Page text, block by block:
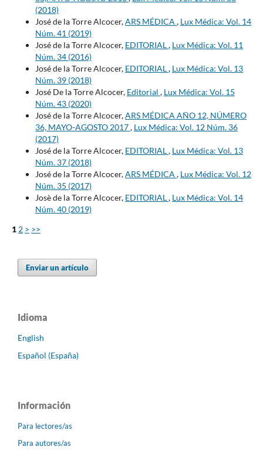
(2018)
José de la Torre Alcocer,ARS MÉDICA , Lux Médica: Vol. 14
Núm. 41 (2019)
José de la Torre Alcocer, EDITORIAL, Lux Médica: Vol. 11
Núm. 34 (2016)
José de la Torre Alcocer, EDITORIAL, Lux Médica: Vol. 13
Núm. 39 (2018)
José De la Torre Alcocer, Editorial , Lux Médica: Vol. 15
Núm. 43 (2020)
José de la Torre Alcocer,ARS MÉDICA AÑO 12, NÚMERO
36, MAYO-AGOSTO 2017, Lux Médica: Vol. 12 Núm. 36
(2017)
José de la Torre Alcocer, EDITORIAL, Lux Médica: Vol. 13
Núm. 37 (2018)
José de la Torre Alcocer,ARS MÉDICA , Lux Médica: Vol. 12
Núm. 35 (2017)
Josè de la Torre Alcocer, EDITORIAL, Lux Médica: Vol. 14
Núm. 40 (2019)
1 2 > >>
Enviar un artículo
Idioma
English
Español (España)
Información
Para lectores/as
Para autores/as